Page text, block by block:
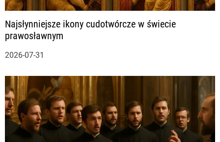
Najsłynniejsze ikony cudotwórcze w świecie
prawosławnym
2026-07-31